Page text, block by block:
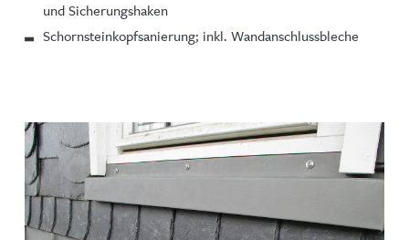
und Sicherungshaken
Schornsteinkopfsanierung; inkl. Wandanschlussbleche